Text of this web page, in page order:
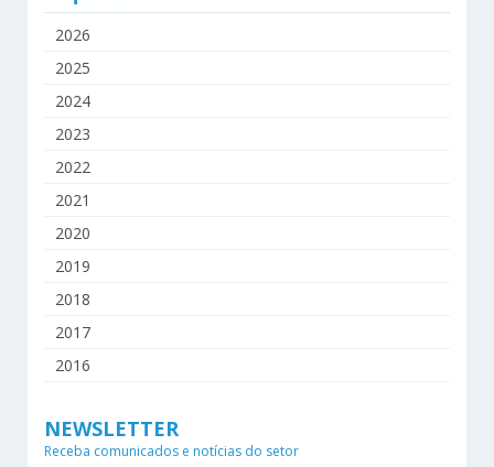
2026
2025
2024
2023
2022
2021
2020
2019
2018
2017
2016
NEWSLETTER
Receba comunicados e notícias do setor